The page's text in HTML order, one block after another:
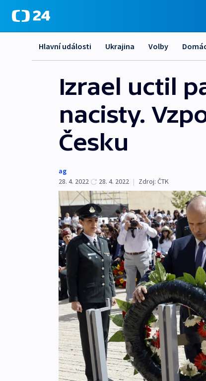
Hlavní události Ukrajina Volby
Izrael uctil
nacisty.
Česku
ag
28. 4. 2022
28. 4. 2022 | Zdroj: ČTK